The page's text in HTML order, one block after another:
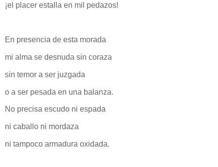
¡el placer estalla en mil pedazos!
En presencia de esta morada
mi alma se desnuda sin coraza
sin temor a ser juzgada
o a ser pesada en una balanza.
No precisa escudo ni espada
ni caballo ni mordaza
ni tampoco armadura oxidada.